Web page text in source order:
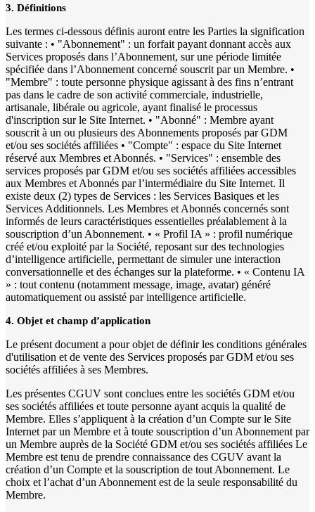
3. Définitions
Les termes ci-dessous définis auront entre les Parties la signification
suivante : • "Abonnement" : un forfait payant donnant accès aux
Services proposés dans l’Abonnement, sur une période limitée
spécifiée dans l’Abonnement concerné souscrit par un Membre. •
"Membre" : toute personne physique agissant à des fins n’entrant
pas dans le cadre de son activité commerciale, industrielle,
artisanale, libérale ou agricole, ayant finalisé le processus
d'inscription sur le Site Internet. • "Abonné" : Membre ayant
souscrit à un ou plusieurs des Abonnements proposés par GDM
et/ou ses sociétés affiliées • "Compte" : espace du Site Internet
réservé aux Membres et Abonnés. • "Services" : ensemble des
services proposés par GDM et/ou ses sociétés affiliées accessibles
aux Membres et Abonnés par l’intermédiaire du Site Internet. Il
existe deux (2) types de Services : les Services Basiques et les
Services Additionnels. Les Membres et Abonnés concernés sont
informés de leurs caractéristiques essentielles préalablement à la
souscription d’un Abonnement. • « Profil IA » : profil numérique
créé et/ou exploité par la Société, reposant sur des technologies
d’intelligence artificielle, permettant de simuler une interaction
conversationnelle et des échanges sur la plateforme. • « Contenu IA
» : tout contenu (notamment message, image, avatar) généré
automatiquement ou assisté par intelligence artificielle.
4. Objet et champ d’application
Le présent document a pour objet de définir les conditions générales
d'utilisation et de vente des Services proposés par GDM et/ou ses
sociétés affiliées à ses Membres.
Les présentes CGUV sont conclues entre les sociétés GDM et/ou
ses sociétés affiliées et toute personne ayant acquis la qualité de
Membre. Elles s’appliquent à la création d’un Compte sur le Site
Internet par un Membre et à toute souscription d’un Abonnement par
un Membre auprès de la Société GDM et/ou ses sociétés affiliées Le
Membre est tenu de prendre connaissance des CGUV avant la
création d’un Compte et la souscription de tout Abonnement. Le
choix et l’achat d’un Abonnement est de la seule responsabilité du
Membre.